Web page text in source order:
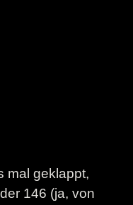
mal geklappt,
146 (ja, von